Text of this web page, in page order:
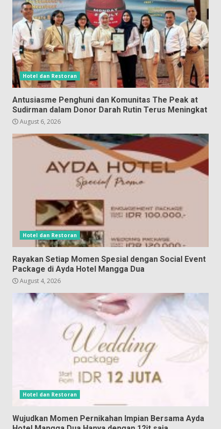
Hotel dan Restoran
Antusiasme Penghuni dan Komunitas The Peak at
Sudirman dalam Donor Darah Rutin Terus Meningkat
August 6, 2026
Hotel dan Restoran
Rayakan Setiap Momen Spesial dengan Social Event
Package di Ayda Hotel Mangga Dua
August 4, 2026
Hotel dan Restoran
Wujudkan Momen Pernikahan Impian Bersama Ayda